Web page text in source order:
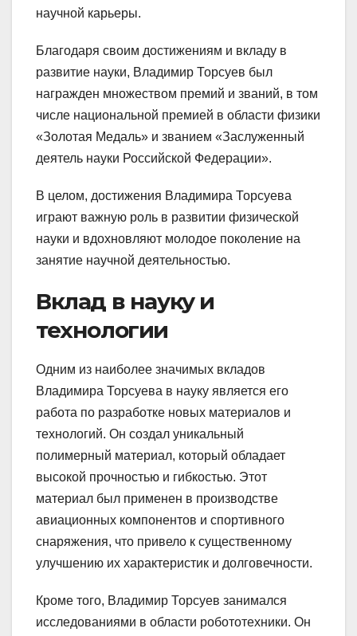
научной карьеры.
Благодаря своим достижениям и вкладу в
развитие науки, Владимир Торсуев был
награжден множеством премий и званий, в том
числе национальной премией в области физики
«Золотая Медаль» и званием «Заслуженный
деятель науки Российской Федерации».
В целом, достижения Владимира Торсуева
играют важную роль в развитии физической
науки и вдохновляют молодое поколение на
занятие научной деятельностью.
Вклад в науку и
технологии
Одним из наиболее значимых вкладов
Владимира Торсуева в науку является его
работа по разработке новых материалов и
технологий. Он создал уникальный
полимерный материал, который обладает
высокой прочностью и гибкостью. Этот
материал был применен в производстве
авиационных компонентов и спортивного
снаряжения, что привело к существенному
улучшению их характеристик и долговечности.
Кроме того, Владимир Торсуев занимался
исследованиями в области робототехники. Он